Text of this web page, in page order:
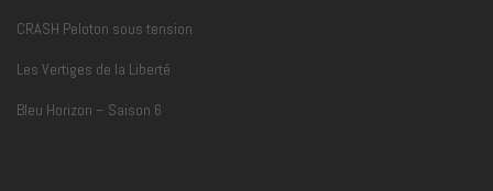
CRASH Peloton sous tension
Les Vertiges de la Liberté
Bleu Horizon – Saison 6